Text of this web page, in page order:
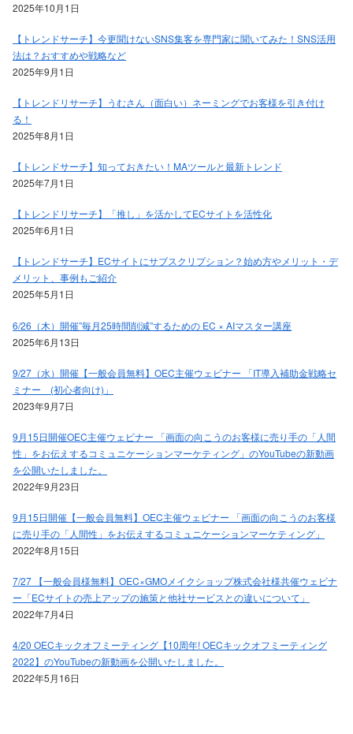
2025年10月1日
【トレンドサーチ】今更聞けないSNS集客を専門家に聞いてみた！SNS活用
法は？おすすめや戦略など
2025年9月1日
【トレンドリサーチ】うむさん（面白い）ネーミングでお客様を引き付け
る！
2025年8月1日
【トレンドサーチ】知っておきたい！MAツールと最新トレンド
2025年7月1日
【トレンドリサーチ】「推し」を活かしてECサイトを活性化
2025年6月1日
【トレンドサーチ】ECサイトにサブスクリプション？始め方やメリット・デ
メリット、事例もご紹介
2025年5月1日
6/26（木）開催”毎月25時間削減”するための EC × AIマスター講座
2025年6月13日
9/27（水）開催【一般会員無料】OEC主催ウェビナー 「IT導入補助金戦略セ
ミナー (初心者向け)」
2023年9月7日
9月15日開催OEC主催ウェビナー 「画面の向こうのお客様に売り手の「人間
性」をお伝えするコミュニケーションマーケティング」のYouTubeの新動画
を公開いたしました。
2022年9月23日
9月15日開催【一般会員無料】OEC主催ウェビナー 「画面の向こうのお客様
に売り手の「人間性」をお伝えするコミュニケーションマーケティング」
2022年8月15日
7/27 【一般会員様無料】OEC×GMOメイクショップ株式会社様共催ウェビナ
ー「ECサイトの売上アップの施策と他社サービスとの違いについて」
2022年7月4日
4/20 OECキックオフミーティング【10周年! OECキックオフミーティング
2022】のYouTubeの新動画を公開いたしました。
2022年5月16日